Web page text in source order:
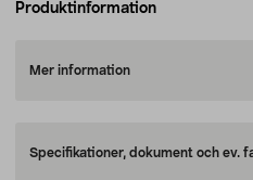
Produktinformation
Mer information
Specifikationer, dokument och ev.